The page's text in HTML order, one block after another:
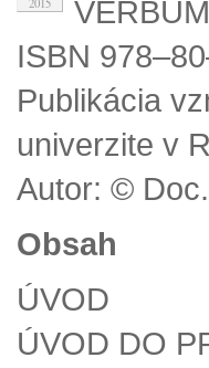
2015
ISBN
Publikácia
univerzite v
Autor: ©
Obsah
ÚVOD
ÚVOD DO